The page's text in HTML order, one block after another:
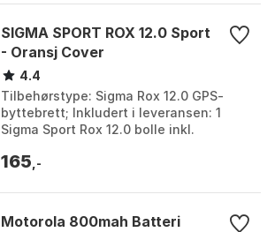
SIGMA SPORT ROX 12.0 Sport
- Oransj Cover
4.4
Tilbehørstype: Sigma Rox 12.0 GPS-
byttebrett; Inkludert i leveransen: 1
Sigma Sport Rox 12.0 bolle inkl.
165 ,-
Motorola 800mah Batteri